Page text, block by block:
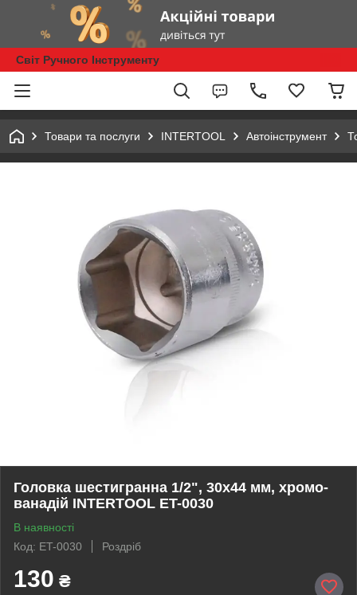
Світ Ручного Інструменту
Товари та послуги INTERTOOL Автоінструмент
Головка шестигранна 1/2", 30x44 мм, хромо-
ванадій INTERTOOL ET-0030
В наявності
Код: ET-0030
Роздріб
130 ₴